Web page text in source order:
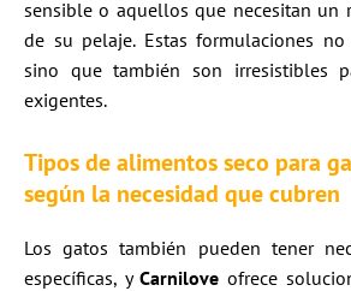
sensible o aquellos que necesitan un
de su pelaje. Estas formulaciones
sino que también son irresistibles
exigentes.
Tipos de alimentos seco para
según la necesidad que cubren
Los gatos también pueden tener
específicas, yCarnilove ofrece